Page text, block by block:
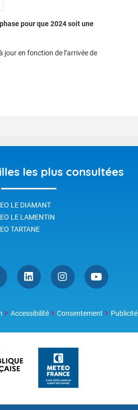
pour que 2024 soit une
jour en fonction de l’arrivée de
les plus consultées
LE DIAMANT
LE LAMENTIN
TARTANE
Accessibilité Consentement Publicité